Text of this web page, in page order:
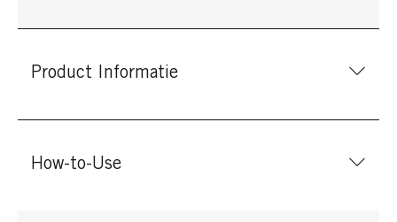
Product Informatie
How-to-Use